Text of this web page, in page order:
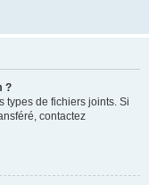
?
types de fichiers joints. Si
contactez